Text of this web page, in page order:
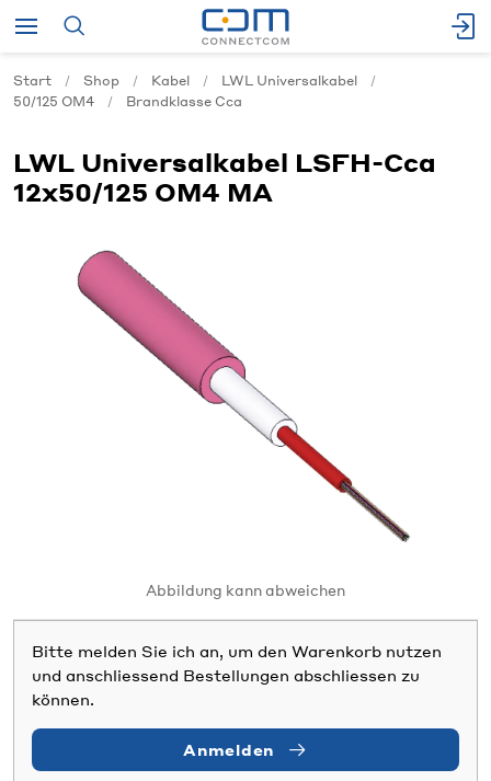
Start Shop Kabel
LWL Universalkabel
50/125 OM4
Brandklasse Cca
LWL Universalkabel LSFH-Cca
12x50/125 OM4 MA
Abbildung kann abweichen
Bitte melden Sie ich an, um den Warenkorb nutzen
und anschliessend Bestellungen abschliessen zu
können.
Anmelden